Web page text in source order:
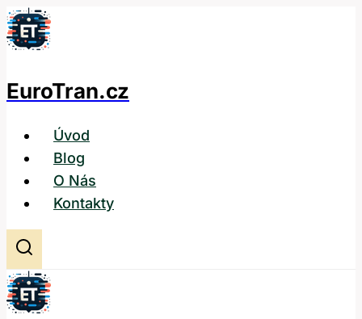
Přeskočit
na
EuroTran.cz
Úvod
Blog
O Nás
Kontakty